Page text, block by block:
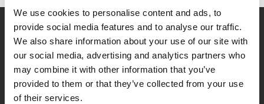
We use cookies to personalise content and ads, to
provide social media features and to analyse our traffic.
We also share information about your use of our site with
our social media, advertising and analytics partners who
may combine it with other information that you’ve
provided to them or that they’ve collected from your use
of their services.
Yritys
Uutiset
Yhteystiedot